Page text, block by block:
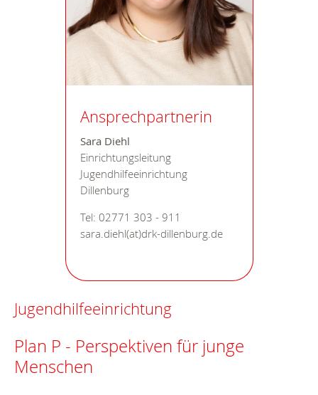
Ansprechpartnerin
Sara Diehl
Einrichtungsleitung
Jugendhilfeeinrichtung
Dillenburg
Tel: 02771 303 - 911
sara.diehl(at)drk-dillenburg.de
Jugendhilfeeinrichtung
Plan P - Perspektiven für junge
Menschen